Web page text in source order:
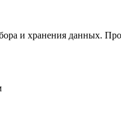
и хранения данных.